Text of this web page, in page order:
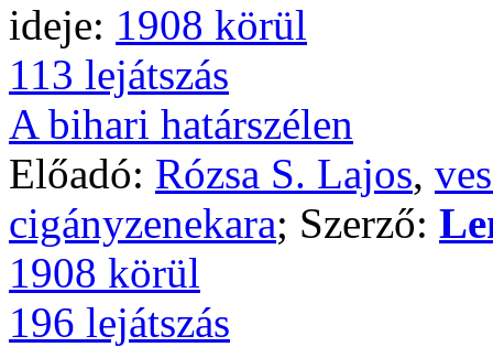
ideje: 1908 körül
113 lejátszás
A bihari határszélen
Előadó: Rózsa S. Lajos,
cigányzenekara; Szerző:
1908 körül
196 lejátszás